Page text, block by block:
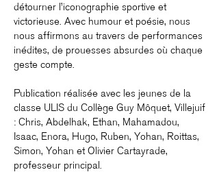
détourner l’iconographie sportive et
victorieuse. Avec humour et poésie, nous
nous affirmons au travers de performances
inédites, de prouesses absurdes où chaque
geste compte.
Publication réalisée avec les jeunes de la
classe ULIS du Collège Guy Môquet, Villejuif
: Chris, Abdelhak, Ethan, Mahamadou,
Isaac, Enora, Hugo, Ruben, Yohan, Roittas,
Simon, Yohan et Olivier Cartayrade,
professeur principal.